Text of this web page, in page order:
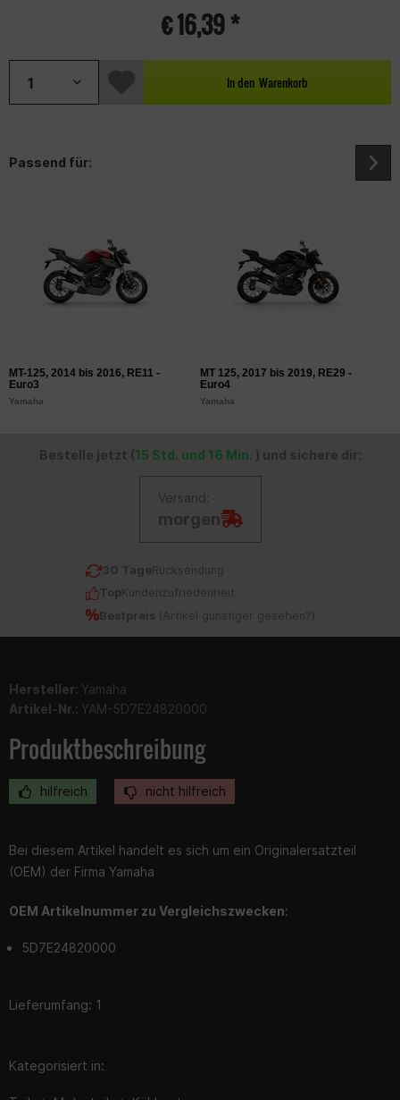
€ 16,39 *
In den Warenkorb
Passend für:
MT-125, 2014 bis 2016, RE11 -
Euro3
Yamaha
MT 125, 2017 bis 2019, RE29 -
Euro4
Yamaha
Bestelle jetzt (15 Std. und 16 Min. ) und sichere dir:
Versand:
morgen
30 TageRücksendung
TopKundenzufriedenheit
Bestpreis ( Artikel günstiger gesehen? )
Hersteller: Yamaha
Artikel-Nr.: YAM-5D7E24820000
Produktbeschreibung
hilfreich nicht hilfreich
Bei diesem Artikel handelt es sich um ein Originalersatzteil
(OEM) der Firma Yamaha
OEM Artikelnummer zu Vergleichszwecken:
5D7E24820000
Lieferumfang: 1
Kategorisiert in: